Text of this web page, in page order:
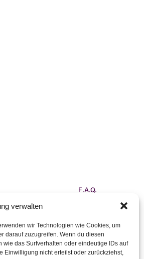
verwalten
wir Technologien wie Cookies, um
darauf zuzugreifen. Wenn du diesen
wie das Surfverhalten oder eindeutige IDs auf
Einwilligung nicht erteilst oder zurückziehst,
F.A.Q.
Datenschutzerklärung
Barrierefreiheitserklärung